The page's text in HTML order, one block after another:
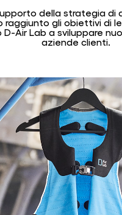
della strategia di
raggiunto gli obiettivi di
Air Lab a sviluppare
aziende clienti.